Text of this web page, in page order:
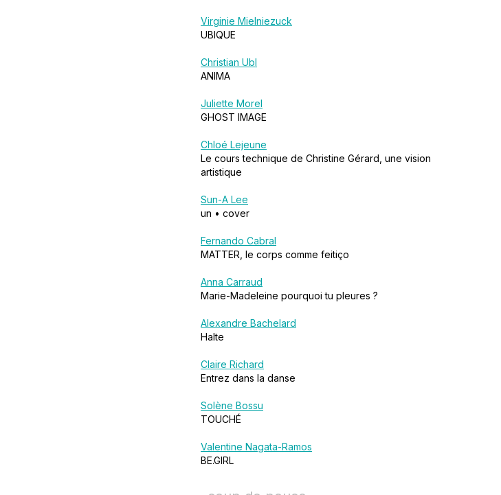
Virginie Mielniezuck
UBIQUE
Christian Ubl
ANIMA
Juliette Morel
GHOST IMAGE
Chloé Lejeune
Le cours technique de Christine Gérard, une vision
artistique
Sun-A Lee
un • cover
Fernando Cabral
MATTER, le corps comme feitiço
Anna Carraud
Marie-Madeleine pourquoi tu pleures ?
Alexandre Bachelard
Halte
Claire Richard
Entrez dans la danse
Solène Bossu
TOUCHÉ
Valentine Nagata-Ramos
BE.GIRL